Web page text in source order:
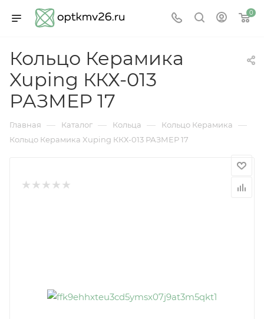
0
Кольцо Керамика
Xuping ККХ-013
РАЗМЕР 17
Главная — Каталог — Кольца — Кольцо Керамика —
Кольцо Керамика Xuping ККХ-013 РАЗМЕР 17